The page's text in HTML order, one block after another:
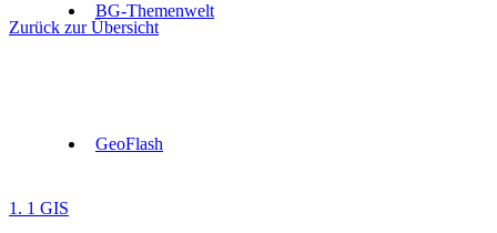
BG-Themenwelt
GeoFlash
Zurück zur Übersicht
1. 1 GIS